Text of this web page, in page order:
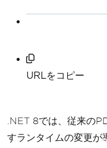
URLをコピー
.NET 8では、従来の
すランタイムの変更が